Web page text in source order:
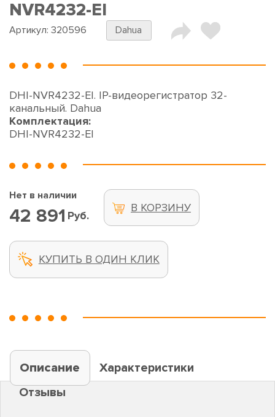
NVR4232-EI
Артикул: 320596 Dahua
DHI-NVR4232-EI. IP-видеорегистратор 32-
канальный. Dahua
Комплектация:
DHI-NVR4232-EI
Нет в наличии
42 891 Руб.
В КОРЗИНУ
КУПИТЬ В ОДИН КЛИК
Описание
Характеристики
Отзывы